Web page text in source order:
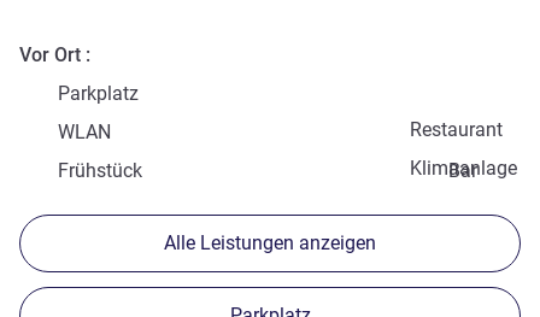
Vor Ort
Parkplatz
Restaurant
WLAN
Klimaanlage
Frühstück Bar
Alle Leistungen anzeigen